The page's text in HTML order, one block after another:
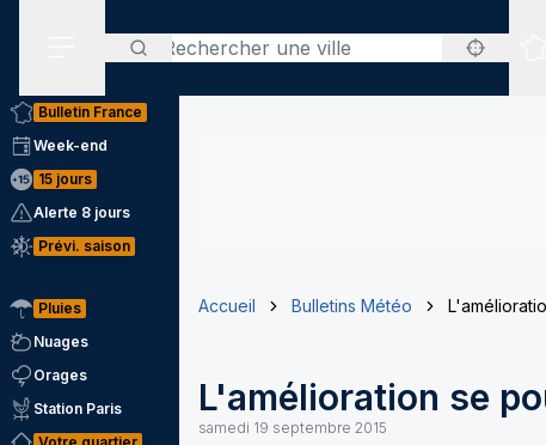
Rechercher
Bulletin France
Week-end
15 jours
Alerte 8 jours
Prévi. saison
Pluies
Nuages
Orages
Station Paris
Accueil Bulletins Météo
L'amélioration se
samedi 19 septembre 2015